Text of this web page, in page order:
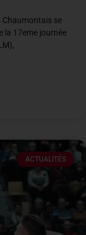
Chaumontais se
la 17eme journée
ACTUALITÉS